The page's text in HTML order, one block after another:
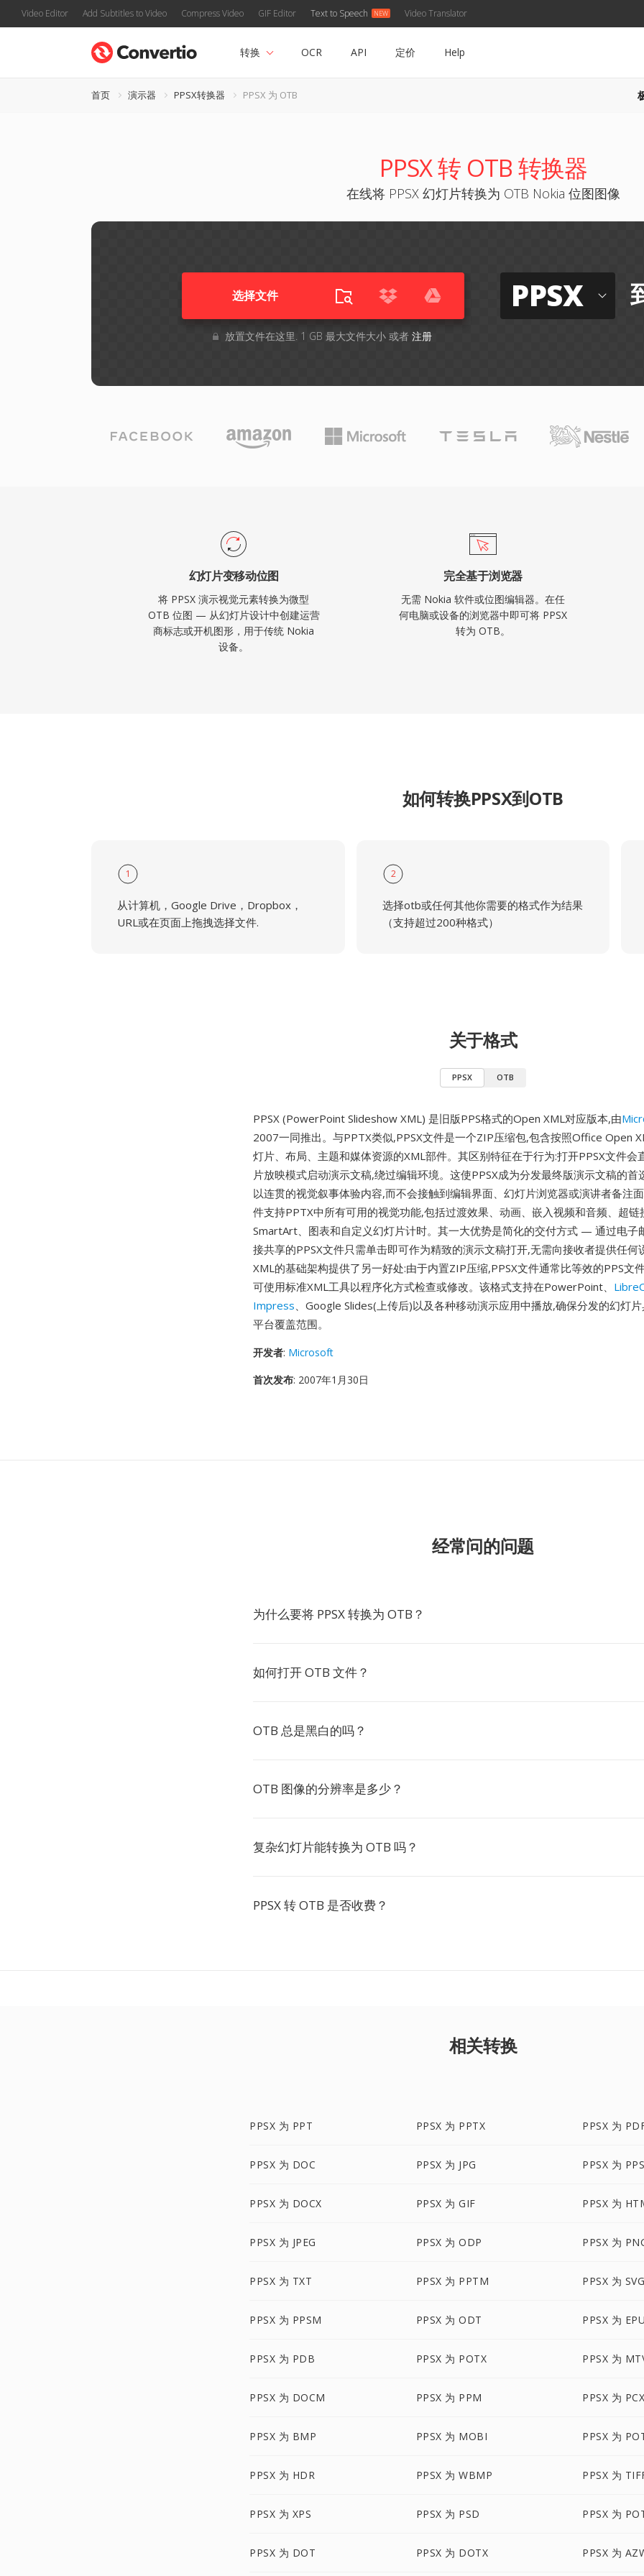
Video Editor Add Subtitles to Video Compress Video GIF Editor Text to Speech Video Translator
转换 OCR API 定价 Help
首页 演示器 PPSX转换器 PPSX 为 OTB
PPSX 转 OTB 转换器
在线将 PPSX 幻灯片转换为 OTB Nokia 位图图像
选择文件
放置文件在这里. 1 GB 最大文件大小 或者 注册
PPSX
幻灯片变移动位图
将 PPSX 演示视觉元素转换为微型
OTB 位图 — 从幻灯片设计中创建运营
商标志或开机图形，用于传统 Nokia
设备。
完全基于浏览器
无需 Nokia 软件或位图编辑器。在任
何电脑或设备的浏览器中即可将 PPSX
转为 OTB。
如何转换PPSX到OTB
1
从计算机，Google Drive，Dropbox，
URL或在页面上拖拽选择文件.
2
选择otb或任何其他你需要的格式作为结果
（支持超过200种格式）
关于格式
PPSX OTB
PPSX (PowerPoint Slideshow XML) 是旧版PPS格式的Open XML对应版本,由
2007一同推出。与PPTX类似,PPSX文件是一个ZIP压缩包,包含按照Office Open
灯片、布局、主题和媒体资源的XML部件。其区别特征在于行为:打开PPSX文件会
片放映模式启动演示文稿,绕过编辑环境。这使PPSX成为分发最终版演示文稿的首
以连贯的视觉叙事体验内容,而不会接触到编辑界面、幻灯片浏览器或演讲者备注
件支持PPTX中所有可用的视觉功能,包括过渡效果、动画、嵌入视频和音频、超链
SmartArt、图表和自定义幻灯片计时。其一大优势是简化的交付方式 — 通过电子
接共享的PPSX文件只需单击即可作为精致的演示文稿打开,无需向接收者提供任何
XML的基础架构提供了另一好处:由于内置ZIP压缩,PPSX文件通常比等效的PPS文
可使用标准XML工具以程序化方式检查或修改。该格式支持在PowerPoint、
Impress、Google Slides(上传后)以及各种移动演示应用中播放,确保分发的幻灯
平台覆盖范围。
开发者: Microsoft
首次发布: 2007年1月30日
经常问的问题
为什么要将 PPSX 转换为 OTB？
如何打开 OTB 文件？
OTB 总是黑白的吗？
OTB 图像的分辨率是多少？
复杂幻灯片能转换为 OTB 吗？
PPSX 转 OTB 是否收费？
相关转换
PPSX 为 PPT PPSX 为 PPTX PPSX 为
PPSX 为 DOC PPSX 为 JPG PPSX 为 PPS
PPSX 为 DOCX PPSX 为 GIF PPSX 为
PPSX 为 JPEG PPSX 为 ODP PPSX 为
PPSX 为 TXT PPSX 为 PPTM PPSX 为 SVG
PPSX 为 PPSM PPSX 为 ODT PPSX 为
PPSX 为 PDB PPSX 为 POTX PPSX 为
PPSX 为 DOCM PPSX 为 PPM PPSX 为 PCX
PPSX 为 BMP PPSX 为 MOBI PPSX 为
PPSX 为 HDR PPSX 为 WBMP PPSX 为
PPSX 为 XPS PPSX 为 PSD PPSX 为
PPSX 为 DOT PPSX 为 DOTX PPSX 为